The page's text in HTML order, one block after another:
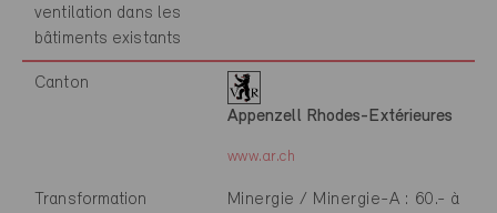
ventilation dans les
bâtiments existants
Canton
Appenzell Rhodes-Extérieures
www.ar.ch
Transformation
Minergie / Minergie-A : 60.- à